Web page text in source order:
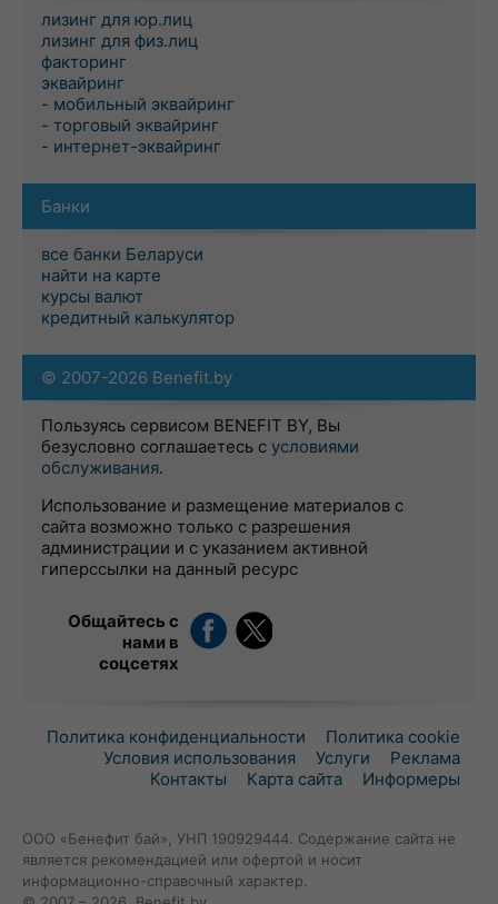
лизинг для юр.лиц
лизинг для физ.лиц
факторинг
эквайринг
- мобильный эквайринг
- торговый эквайринг
- интернет-эквайринг
Банки
все банки Беларуси
найти на карте
курсы валют
кредитный калькулятор
© 2007-2026 Benefit.by
Пользуясь сервисом BENEFIT BY, Вы
безусловно соглашаетесь с условиями
обслуживания.
Использование и размещение материалов с
сайта возможно только с разрешения
администрации и с указанием активной
гиперссылки на данный ресурс
Общайтесь с
нами в
соцсетях
Политика конфиденциальности
Политика cookie
Условия использования
Услуги
Реклама
Контакты
Карта сайта Информеры
ООО «Бенефит бай», УНП 190929444. Содержание сайта не
является рекомендацией или офертой и носит
информационно-справочный характер.